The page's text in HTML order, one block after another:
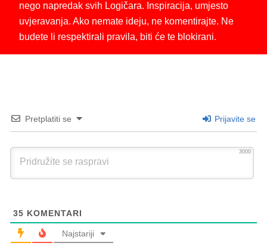
nego napredak svih Logičara. Inspiracija, umjesto
uvjeravanja. Ako nemate ideju, ne komentirajte. Ne
budete li respektirali pravila, biti će te blokirani.
Pretplatiti se Prijavite se
3000
35 KOMENTARI
Najstariji